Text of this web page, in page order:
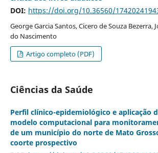
DOI: https://doi.org/10.36560/
George Garcia Santos, Cicero de Souza Bezerra,
do Nascimento
Artigo completo (PDF)
Ciências da Saúde
Perfil clínico-epidemiológico e aplicação
modelo computacional para
de um município do norte de Mato
coorte prospectivo